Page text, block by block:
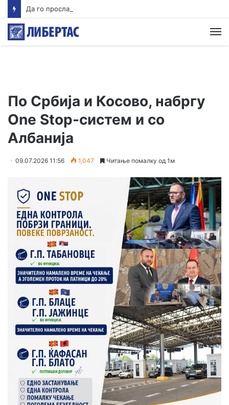
Да го прославиме талогот на фекалиите
По Србија и Косово, набргу
One Stop-систем и со
Албанија
09.07.2026 11:56 1,047 Читање помалку од 1м